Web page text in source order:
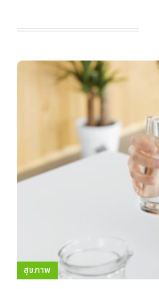
สุขภาพ